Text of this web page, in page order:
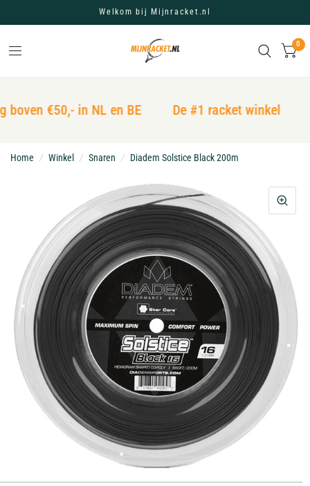
Welkom bij Mijnracket.nl
0
€50,- in NL en BE De #1 racket winkel
Home / Winkel / Snaren / Diadem Solstice Black 200m